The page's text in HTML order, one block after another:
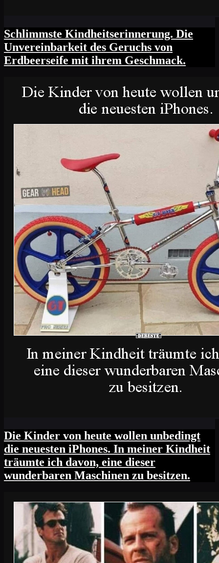
Schlimmste Kindheitserinnerung. Die
Unvereinbarkeit des Geruchs von
Erdbeerseife mit ihrem Geschmack.
Die Kinder von heute wollen unbedingt
die neuesten iPhones. In meiner Kindheit
träumte ich davon, eine dieser
wunderbaren Maschinen zu besitzen.